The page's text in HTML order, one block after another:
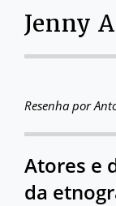
Jenny
Resenha por
Atores e
da